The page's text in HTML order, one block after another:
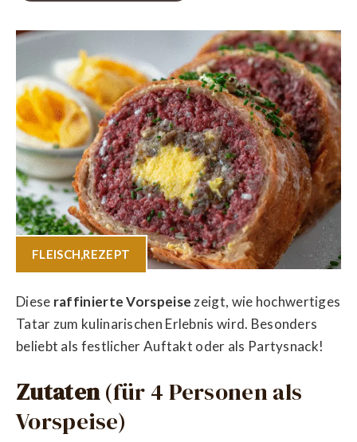
FLEISCH,REZEPT
Diese raffinierte Vorspeise zeigt, wie hochwertiges
Tatar zum kulinarischen Erlebnis wird. Besonders
beliebt als festlicher Auftakt oder als Partysnack!
Zutaten(für 4 Personen als
Vorspeise)